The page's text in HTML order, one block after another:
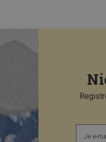
Je e-